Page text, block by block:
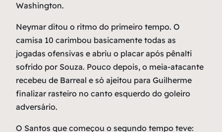
Washington.
Neymar ditou o ritmo do primeiro tempo. O
camisa 10 carimbou basicamente todas as
jogadas ofensivas e abriu o placar após pênalti
sofrido por Souza. Pouco depois, o meia-atacante
recebeu de Barreal e só ajeitou para Guilherme
finalizar rasteiro no canto esquerdo do goleiro
adversário.
O Santos que começou o segundo tempo teve: